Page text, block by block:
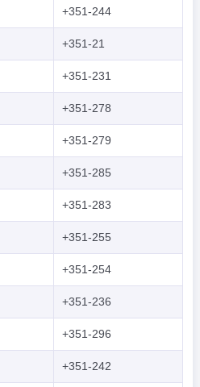
+351-244
+351-21
+351-231
+351-278
+351-279
+351-285
+351-283
+351-255
+351-254
+351-236
+351-296
+351-242